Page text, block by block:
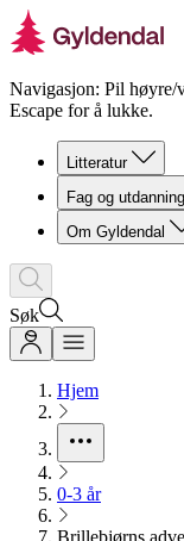
Navigasjon: Pil høyre/
Escape for å lukke.
Litteratur
Fag og utdanning
Om Gyldendal
Søk
Hjem
0-3 år
Brillebjørns